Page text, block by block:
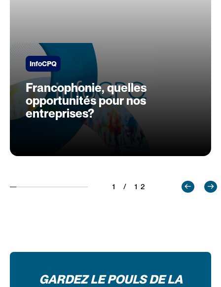
InfoCPQ
Francophonie, quelles
opportunités pour nos
entreprises?
1 / 12
GARDEZ LE POULS DE LA